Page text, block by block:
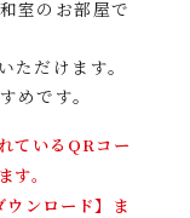
室のお部屋で
ただけます。
めです。
ているQRコー
。
ンロード】ま